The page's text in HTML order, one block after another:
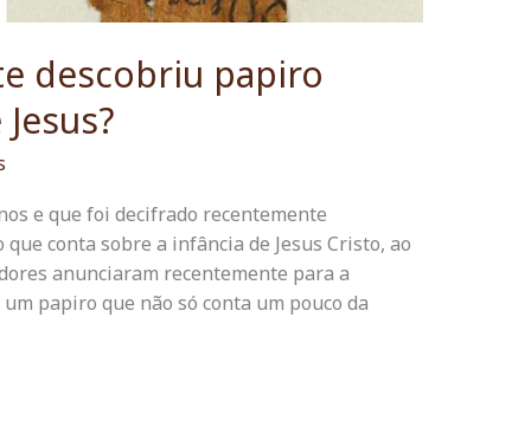
descobriu papiro
e que foi decifrado recentemente
conta sobre a infância de Jesus Cristo, ao
anunciaram recentemente para a
papiro que não só conta um pouco da